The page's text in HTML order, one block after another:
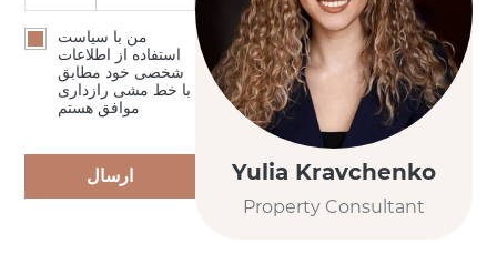
Yulia Kravchenko
Property Consultant
من با سیاست
استفاده از اطلاعات
شخصی خود مطابق
با خط مشی رازداری
موافق هستم
ارسال